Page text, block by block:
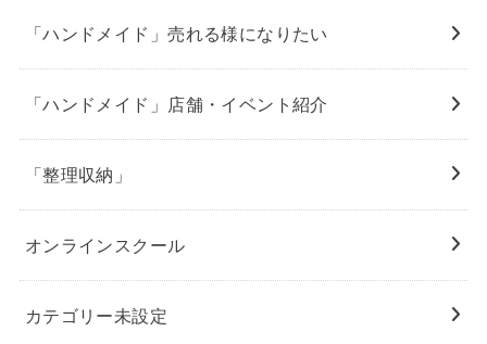
「ハンドメイド」売れる様になりたい
「ハンドメイド」店舗・イベント紹介
「整理収納」
オンラインスクール
カテゴリー未設定